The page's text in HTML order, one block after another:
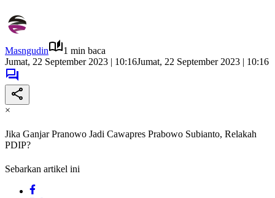
Masngudin
1 min baca
Jumat, 22 September 2023 | 10:16Jumat, 22 September 2023 | 10:16
×
Jika Ganjar Pranowo Jadi Cawapres Prabowo Subianto, Relakah
PDIP?
Sebarkan artikel ini